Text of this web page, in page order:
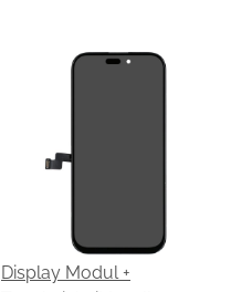
Display Modul +